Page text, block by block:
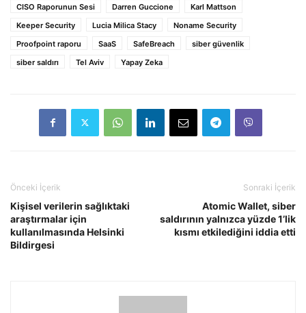
CISO Raporunun Sesi
Darren Guccione
Karl Mattson
Keeper Security
Lucia Milica Stacy
Noname Security
Proofpoint raporu
SaaS SafeBreach
siber güvenlik
siber saldırı
Tel Aviv Yapay Zeka
Önceki İçerik
Kişisel verilerin sağlıktaki
araştırmalar için
kullanılmasında Helsinki
Bildirgesi
Sonraki İçerik
Atomic Wallet, siber
saldırının yalnızca yüzde 1’lik
kısmı etkilediğini iddia etti